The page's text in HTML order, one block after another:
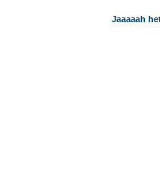
Jaaaaah